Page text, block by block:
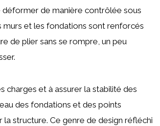
de manière contrôlée sous
murs et les fondations sont renforcés
de plier sans se rompre, un peu
charges et à assurer la stabilité des
des fondations et des points
structure. Ce genre de design réfléchi